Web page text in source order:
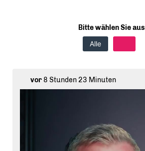
Bitte wählen Sie aus
Alle
vor8 Stunden 23 Minuten